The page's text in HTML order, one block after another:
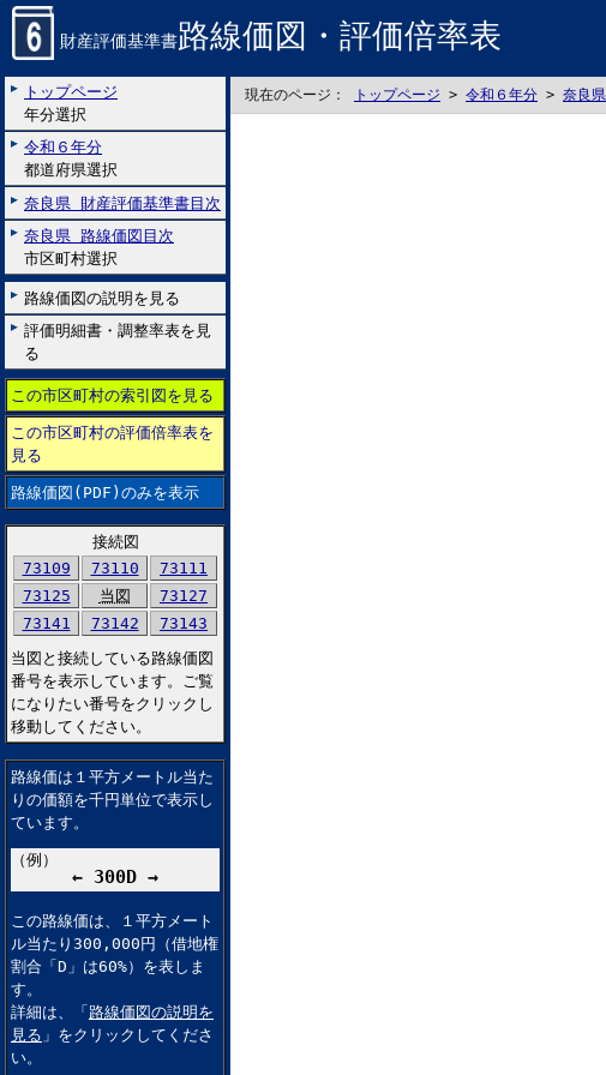
財産評価基準書路線価図・評価倍率表
トップページ
年分選択
令和６年分
都道府県選択
奈良県 財産評価基準書目次
奈良県 路線価図目次
市区町村選択
路線価図の説明を見る
評価明細書・調整率表を見
る
この市区町村の索引図を見る
この市区町村の評価倍率表を
見る
路線価図(PDF)のみを表示
接続図
73109
73110
73111
73125
当図
73127
73141
73142
73143
当図と接続している路線価図
番号を表示しています。ご覧
になりたい番号をクリックし
移動してください。
路線価は１平方メートル当た
りの価額を千円単位で表示し
ています。
（例）
← 300D →
この路線価は、１平方メート
ル当たり300,000円（借地権
割合「D」は60%）を表しま
す。
詳細は、「 路線価図の説明を
見る 」をクリックしてくださ
い。
現在のページ： トップページ > 令和６年分 > 奈良県